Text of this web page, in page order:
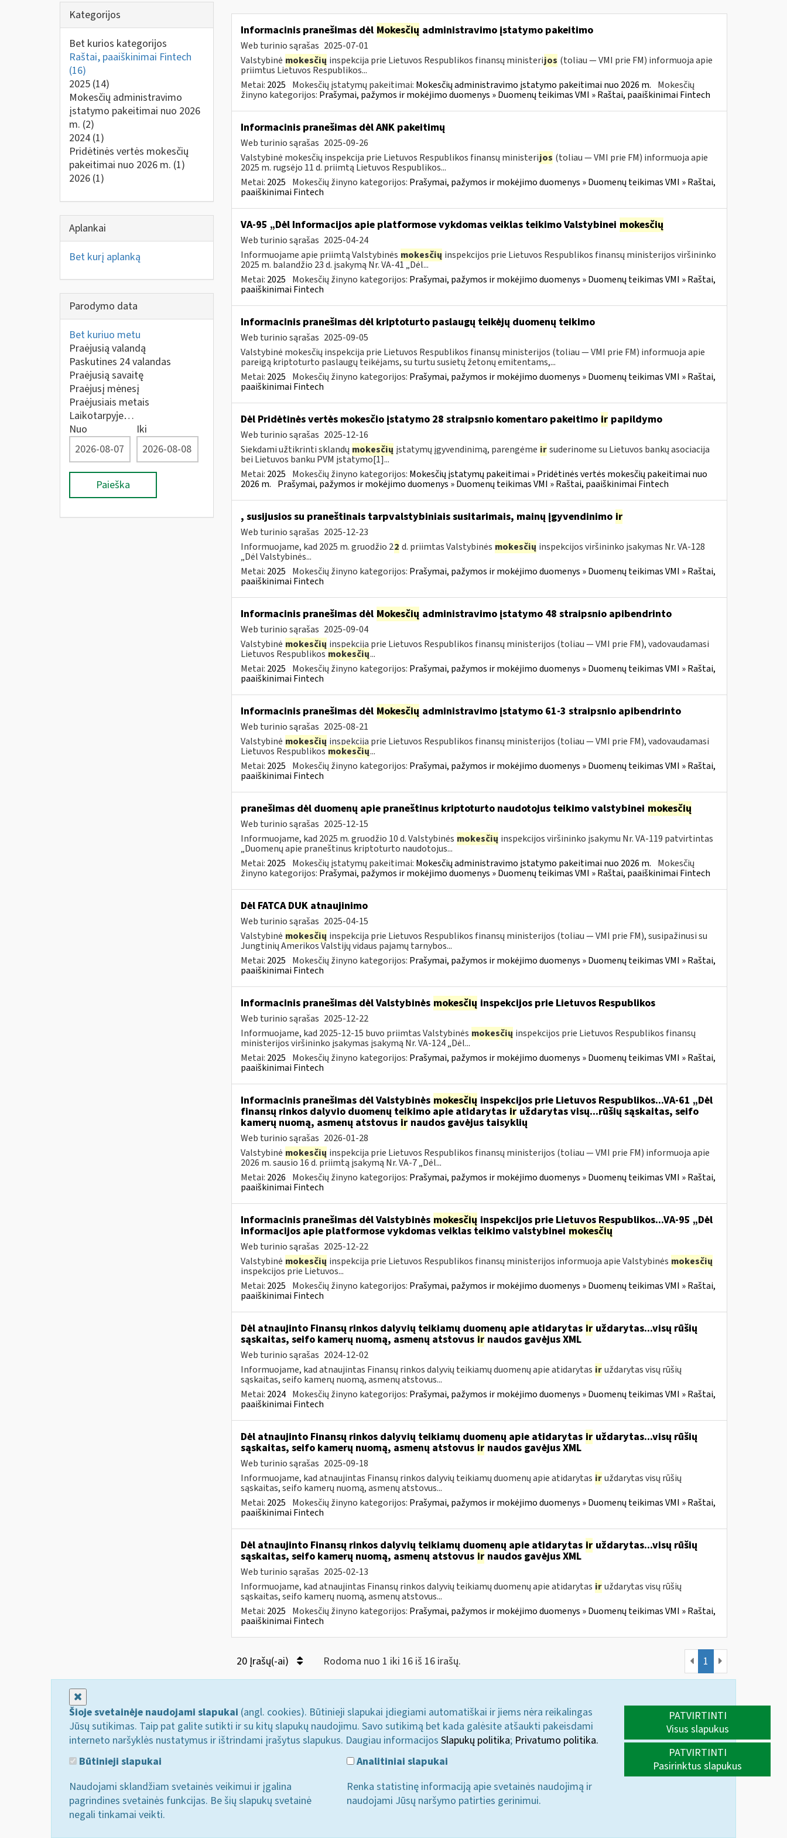
Kategorijos
Bet kurios kategorijos
Raštai, paaiškinimai Fintech
(16)
2025 (14)
Mokesčių administravimo
įstatymo pakeitimai nuo 2026
m. (2)
2024 (1)
Pridėtinės vertės mokesčių
pakeitimai nuo 2026 m. (1)
2026 (1)
Aplankai
Bet kurį aplanką
Parodymo data
Bet kuriuo metu
Praėjusią valandą
Paskutines 24 valandas
Praėjusią savaitę
Praėjusį mėnesį
Praėjusiais metais
Laikotarpyje…
Nuo
Iki
Paieška
Informacinis pranešimas dėl Mokesčių administravimo įstatymo pakeitimo
Web turinio sąrašas 2025-07-01
Valstybinė mokesčių inspekcija prie Lietuvos Respublikos finansų ministerijos (toliau — VMI prie FM) informuoja apie
priimtus Lietuvos Respublikos...
Metai: 2025 Mokesčių įstatymų pakeitimai: Mokesčių administravimo įstatymo pakeitimai nuo 2026 m. Mokesčių
žinyno kategorijos: Prašymai, pažymos ir mokėjimo duomenys » Duomenų teikimas VMI » Raštai, paaiškinimai Fintech
Informacinis pranešimas dėl ANK pakeitimų
Web turinio sąrašas 2025-09-26
Valstybinė mokesčių inspekcija prie Lietuvos Respublikos finansų ministerijos (toliau — VMI prie FM) informuoja apie
2025 m. rugsėjo 11 d. priimtą Lietuvos Respublikos...
Metai: 2025 Mokesčių žinyno kategorijos: Prašymai, pažymos ir mokėjimo duomenys » Duomenų teikimas VMI » Raštai,
paaiškinimai Fintech
VA-95 „Dėl Informacijos apie platformose vykdomas veiklas teikimo Valstybinei mokesčių
Web turinio sąrašas 2025-04-24
Informuojame apie priimtą Valstybinės mokesčių inspekcijos prie Lietuvos Respublikos finansų ministerijos viršininko
2025 m. balandžio 23 d. įsakymą Nr. VA-41 „Dėl...
Metai: 2025 Mokesčių žinyno kategorijos: Prašymai, pažymos ir mokėjimo duomenys » Duomenų teikimas VMI » Raštai,
paaiškinimai Fintech
Informacinis pranešimas dėl kriptoturto paslaugų teikėjų duomenų teikimo
Web turinio sąrašas 2025-09-05
Valstybinė mokesčių inspekcija prie Lietuvos Respublikos finansų ministerijos (toliau — VMI prie FM) informuoja apie
pareigą kriptoturto paslaugų teikėjams, su turtu susietų žetonų emitentams,...
Metai: 2025 Mokesčių žinyno kategorijos: Prašymai, pažymos ir mokėjimo duomenys » Duomenų teikimas VMI » Raštai,
paaiškinimai Fintech
Dėl Pridėtinės vertės mokesčio įstatymo 28 straipsnio komentaro pakeitimo irpapildymo
Web turinio sąrašas 2025-12-16
Siekdami užtikrinti sklandų mokesčių įstatymų įgyvendinimą, parengėme ir suderinome su Lietuvos bankų asociacija
bei Lietuvos banku PVM įstatymo[1]...
Metai: 2025 Mokesčių žinyno kategorijos: Mokesčių įstatymų pakeitimai » Pridėtinės vertės mokesčių pakeitimai nuo
2026 m. Prašymai, pažymos ir mokėjimo duomenys » Duomenų teikimas VMI » Raštai, paaiškinimai Fintech
, susijusios su praneštinais tarpvalstybiniais susitarimais, mainų įgyvendinimo ir
Web turinio sąrašas 2025-12-23
Informuojame, kad 2025 m. gruodžio 22 d. priimtas Valstybinės mokesčių inspekcijos viršininko įsakymas Nr. VA-128
„Dėl Valstybinės...
Metai: 2025 Mokesčių žinyno kategorijos: Prašymai, pažymos ir mokėjimo duomenys » Duomenų teikimas VMI » Raštai,
paaiškinimai Fintech
Informacinis pranešimas dėl Mokesčių administravimo įstatymo 48 straipsnio apibendrinto
Web turinio sąrašas 2025-09-04
Valstybinė mokesčių inspekcija prie Lietuvos Respublikos finansų ministerijos (toliau — VMI prie FM), vadovaudamasi
Lietuvos Respublikosmokesčių...
Metai: 2025 Mokesčių žinyno kategorijos: Prašymai, pažymos ir mokėjimo duomenys » Duomenų teikimas VMI » Raštai,
paaiškinimai Fintech
Informacinis pranešimas dėl Mokesčių administravimo įstatymo 61-3 straipsnio apibendrinto
Web turinio sąrašas 2025-08-21
Valstybinė mokesčių inspekcija prie Lietuvos Respublikos finansų ministerijos (toliau — VMI prie FM), vadovaudamasi
Lietuvos Respublikosmokesčių...
Metai: 2025 Mokesčių žinyno kategorijos: Prašymai, pažymos ir mokėjimo duomenys » Duomenų teikimas VMI » Raštai,
paaiškinimai Fintech
pranešimas dėl duomenų apie praneštinus kriptoturto naudotojus teikimo valstybinei mokesčių
Web turinio sąrašas 2025-12-15
Informuojame, kad 2025 m. gruodžio 10 d. Valstybinės mokesčių inspekcijos viršininko įsakymu Nr. VA-119 patvirtintas
„Duomenų apie praneštinus kriptoturto naudotojus...
Metai: 2025 Mokesčių įstatymų pakeitimai: Mokesčių administravimo įstatymo pakeitimai nuo 2026 m. Mokesčių
žinyno kategorijos: Prašymai, pažymos ir mokėjimo duomenys » Duomenų teikimas VMI » Raštai, paaiškinimai Fintech
Dėl FATCA DUK atnaujinimo
Web turinio sąrašas 2025-04-15
Valstybinė mokesčių inspekcija prie Lietuvos Respublikos finansų ministerijos (toliau — VMI prie FM), susipažinusi su
Jungtinių Amerikos Valstijų vidaus pajamų tarnybos...
Metai: 2025 Mokesčių žinyno kategorijos: Prašymai, pažymos ir mokėjimo duomenys » Duomenų teikimas VMI » Raštai,
paaiškinimai Fintech
Informacinis pranešimas dėl Valstybinės mokesčių inspekcijos prie Lietuvos Respublikos
Web turinio sąrašas 2025-12-22
Informuojame, kad 2025-12-15 buvo priimtas Valstybinės mokesčių inspekcijos prie Lietuvos Respublikos finansų
ministerijos viršininko įsakymas įsakymą Nr. VA-124 „Dėl...
Metai: 2025 Mokesčių žinyno kategorijos: Prašymai, pažymos ir mokėjimo duomenys » Duomenų teikimas VMI » Raštai,
paaiškinimai Fintech
Informacinis pranešimas dėl Valstybinės mokesčių inspekcijos prie Lietuvos Respublikos...VA-61 „Dėl
finansų rinkos dalyvio duomenų teikimo apie atidarytas iruždarytas visų...rūšių sąskaitas, seifo
kamerų nuomą, asmenų atstovus irnaudos gavėjus taisyklių
Web turinio sąrašas 2026-01-28
Valstybinė mokesčių inspekcija prie Lietuvos Respublikos finansų ministerijos (toliau — VMI prie FM) informuoja apie
2026 m. sausio 16 d. priimtą įsakymą Nr. VA-7 „Dėl...
Metai: 2026 Mokesčių žinyno kategorijos: Prašymai, pažymos ir mokėjimo duomenys » Duomenų teikimas VMI » Raštai,
paaiškinimai Fintech
Informacinis pranešimas dėl Valstybinės mokesčių inspekcijos prie Lietuvos Respublikos...VA-95 „Dėl
informacijos apie platformose vykdomas veiklas teikimo valstybinei mokesčių
Web turinio sąrašas 2025-12-22
Valstybinė mokesčių inspekcija prie Lietuvos Respublikos finansų ministerijos informuoja apie Valstybinės mokesčių
inspekcijos prie Lietuvos...
Metai: 2025 Mokesčių žinyno kategorijos: Prašymai, pažymos ir mokėjimo duomenys » Duomenų teikimas VMI » Raštai,
paaiškinimai Fintech
Dėl atnaujinto Finansų rinkos dalyvių teikiamų duomenų apie atidarytas iruždarytas...visų rūšių
sąskaitas, seifo kamerų nuomą, asmenų atstovus irnaudos gavėjus XML
Web turinio sąrašas 2024-12-02
Informuojame, kad atnaujintas Finansų rinkos dalyvių teikiamų duomenų apie atidarytas ir uždarytas visų rūšių
sąskaitas, seifo kamerų nuomą, asmenų atstovus...
Metai: 2024 Mokesčių žinyno kategorijos: Prašymai, pažymos ir mokėjimo duomenys » Duomenų teikimas VMI » Raštai,
paaiškinimai Fintech
Dėl atnaujinto Finansų rinkos dalyvių teikiamų duomenų apie atidarytas iruždarytas...visų rūšių
sąskaitas, seifo kamerų nuomą, asmenų atstovus irnaudos gavėjus XML
Web turinio sąrašas 2025-09-18
Informuojame, kad atnaujintas Finansų rinkos dalyvių teikiamų duomenų apie atidarytas ir uždarytas visų rūšių
sąskaitas, seifo kamerų nuomą, asmenų atstovus...
Metai: 2025 Mokesčių žinyno kategorijos: Prašymai, pažymos ir mokėjimo duomenys » Duomenų teikimas VMI » Raštai,
paaiškinimai Fintech
Dėl atnaujinto Finansų rinkos dalyvių teikiamų duomenų apie atidarytas iruždarytas...visų rūšių
sąskaitas, seifo kamerų nuomą, asmenų atstovus irnaudos gavėjus XML
Web turinio sąrašas 2025-02-13
Informuojame, kad atnaujintas Finansų rinkos dalyvių teikiamų duomenų apie atidarytas ir uždarytas visų rūšių
sąskaitas, seifo kamerų nuomą, asmenų atstovus...
Metai: 2025 Mokesčių žinyno kategorijos: Prašymai, pažymos ir mokėjimo duomenys » Duomenų teikimas VMI » Raštai,
paaiškinimai Fintech
20 Įrašų(-ai) Rodoma nuo 1 iki 16 iš 16 irašų. 1
Šioje svetainėje naudojami slapukai (angl. cookies). Būtinieji slapukai įdiegiami automatiškai ir jiems nėra reikalingas
Jūsų sutikimas. Taip pat galite sutikti ir su kitų slapukų naudojimu. Savo sutikimą bet kada galėsite atšaukti pakeisdami
interneto naršyklės nustatymus ir ištrindami įrašytus slapukus. Daugiau informacijos Slapukų politika; Privatumo politika.
Būtinieji slapukai
Naudojami sklandžiam svetainės veikimui ir įgalina
pagrindines svetainės funkcijas. Be šių slapukų svetainė
negali tinkamai veikti.
Analitiniai slapukai
Renka statistinę informaciją apie svetainės naudojimą ir
naudojami Jūsų naršymo patirties gerinimui.
PATVIRTINTI
Visus slapukus
PATVIRTINTI
Pasirinktus slapukus